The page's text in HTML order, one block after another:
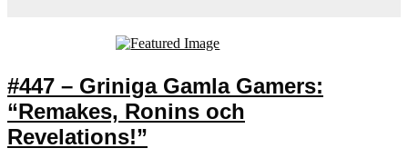
#447 – Griniga Gamla Gamers:
“Remakes, Ronins och
Revelations!”